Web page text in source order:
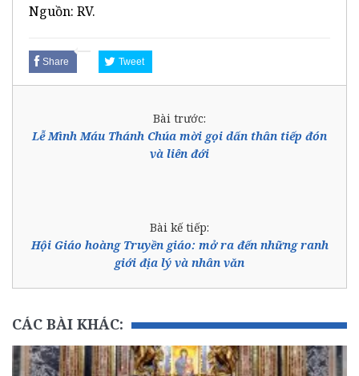
Nguồn: RV.
Share Tweet
Bài trước:
Lễ Mình Máu Thánh Chúa mời gọi dấn thân tiếp đón
và liên đới
Bài kế tiếp:
Hội Giáo hoàng Truyền giáo: mở ra đến những ranh
giới địa lý và nhân văn
CÁC BÀI KHÁC: